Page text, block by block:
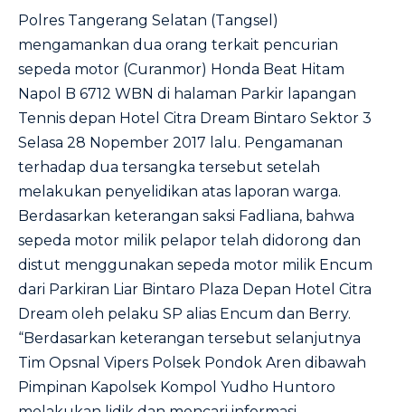
Polres Tangerang Selatan (Tangsel)
mengamankan dua orang terkait pencurian
sepeda motor (Curanmor) Honda Beat Hitam
Napol B 6712 WBN di halaman Parkir lapangan
Tennis depan Hotel Citra Dream Bintaro Sektor 3
Selasa 28 Nopember 2017 lalu. Pengamanan
terhadap dua tersangka tersebut setelah
melakukan penyelidikan atas laporan warga.
Berdasarkan keterangan saksi Fadliana, bahwa
sepeda motor milik pelapor telah didorong dan
distut menggunakan sepeda motor milik Encum
dari Parkiran Liar Bintaro Plaza Depan Hotel Citra
Dream oleh pelaku SP alias Encum dan Berry.
“Berdasarkan keterangan tersebut selanjutnya
Tim Opsnal Vipers Polsek Pondok Aren dibawah
Pimpinan Kapolsek Kompol Yudho Huntoro